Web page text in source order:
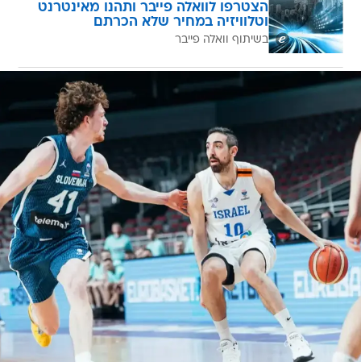
הצטרפו לוואלה פייבר ותהנו מאינטרנט
וטלוויזיה במחיר שלא הכרתם
בשיתוף וואלה פייבר